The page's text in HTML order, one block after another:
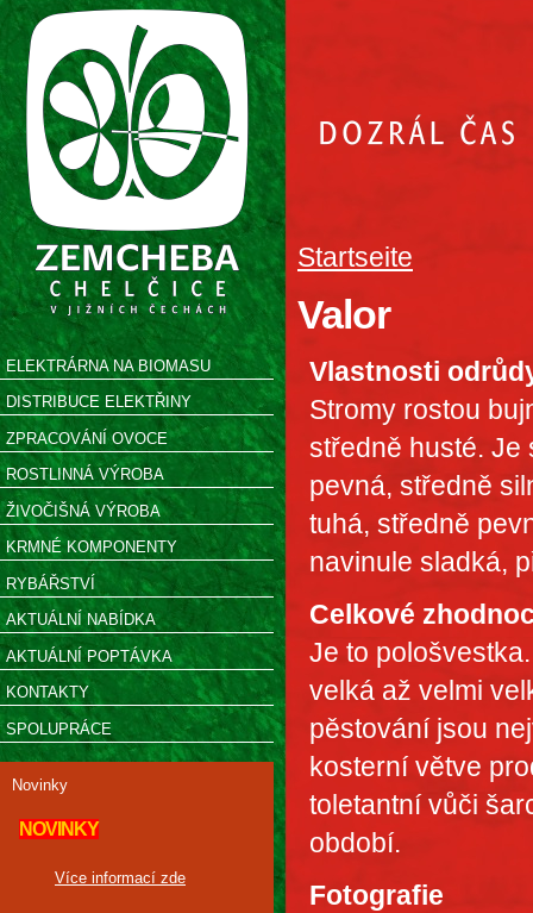
ELEKTRÁRNA NA BIOMASU
DISTRIBUCE ELEKTŘINY
ZPRACOVÁNÍ OVOCE
ROSTLINNÁ VÝROBA
ŽIVOČIŠNÁ VÝROBA
KRMNÉ KOMPONENTY
RYBÁŘSTVÍ
AKTUÁLNÍ NABÍDKA
AKTUÁLNÍ POPTÁVKA
KONTAKTY
SPOLUPRÁCE
Novinky
NOVINKY
Více informací zde
Startseite
Valor
Vlastnosti
Stromy rostou
středně husté. Je
pevná, středně
tuhá, středně
navinule sladká,
Celkové
Je to
velká až velmi
pěstování jsou
kosterní větve
toletantní vůči
období.
Fotografie